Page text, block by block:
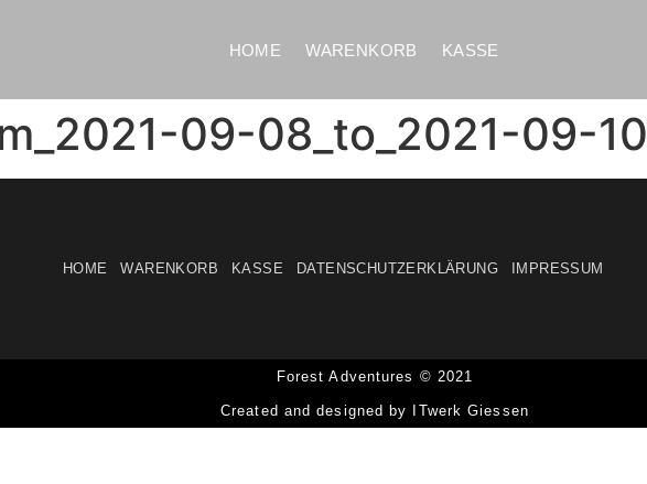
HOME WARENKORB KASSE
09-08_to_2021-09-10
HOME WARENKORB KASSE DATENSCHUTZERKLÄRUNG IMPRESSUM
Forest Adventures © 2021
Created and designed by ITwerk Giessen